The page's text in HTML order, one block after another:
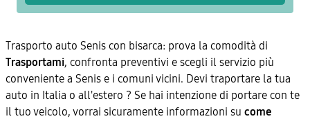
Trasporto auto Senis con bisarca: prova la comodità di
Trasportami, confronta preventivi e scegli il servizio più
conveniente a Senis e i comuni vicini. Devi traportare la tua
auto in Italia o all'estero ? Se hai intenzione di portare con te
il tuo veicolo, vorrai sicuramente informazioni su come